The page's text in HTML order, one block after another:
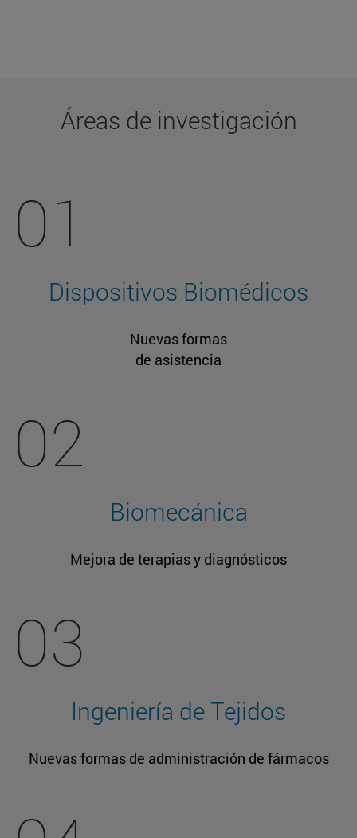
Áreas de investigación
01
Dispositivos Biomédicos
Nuevas formas
de asistencia
02
Biomecánica
Mejora de terapias y diagnósticos
03
Ingeniería de Tejidos
Nuevas formas de administración de fármacos